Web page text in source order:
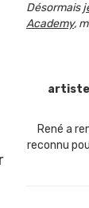
Désormais
Academy,
artiste
René a
reconnu